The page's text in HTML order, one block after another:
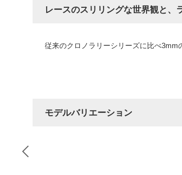
レースのスリリングな世界観と、
従来のクロノラリーシリーズに比べ3mm
モデルバリエーション